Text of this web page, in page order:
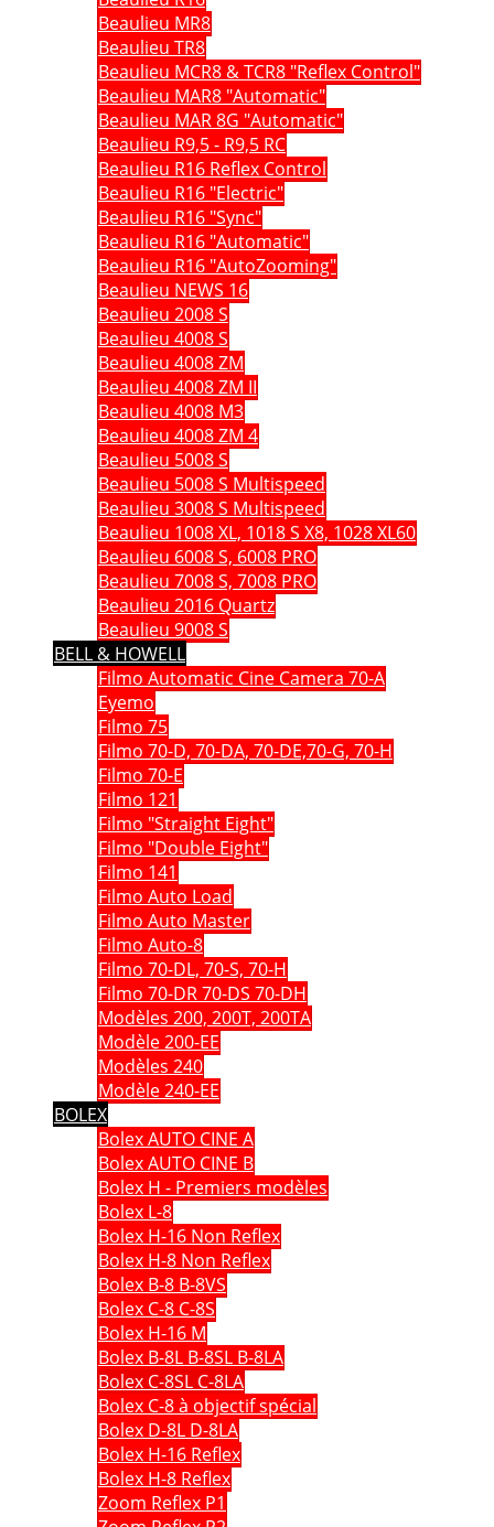
Beaulieu MR8
Beaulieu TR8
Beaulieu MCR8 & TCR8 "Reflex Control"
Beaulieu MAR8 "Automatic"
Beaulieu MAR 8G "Automatic"
Beaulieu R9,5 - R9,5 RC
Beaulieu R16 Reflex Control
Beaulieu R16 "Electric"
Beaulieu R16 "Sync"
Beaulieu R16 "Automatic"
Beaulieu R16 "AutoZooming"
Beaulieu NEWS 16
Beaulieu 2008 S
Beaulieu 4008 S
Beaulieu 4008 ZM
Beaulieu 4008 ZM II
Beaulieu 4008 M3
Beaulieu 4008 ZM 4
Beaulieu 5008 S
Beaulieu 5008 S Multispeed
Beaulieu 3008 S Multispeed
Beaulieu 1008 XL, 1018 S X8, 1028 XL60
Beaulieu 6008 S, 6008 PRO
Beaulieu 7008 S, 7008 PRO
Beaulieu 2016 Quartz
Beaulieu 9008 S
BELL & HOWELL
Filmo Automatic Cine Camera 70-A
Eyemo
Filmo 75
Filmo 70-D, 70-DA, 70-DE,70-G, 70-H
Filmo 70-E
Filmo 121
Filmo "Straight Eight"
Filmo "Double Eight"
Filmo 141
Filmo Auto Load
Filmo Auto Master
Filmo Auto-8
Filmo 70-DL, 70-S, 70-H
Filmo 70-DR 70-DS 70-DH
Modèles 200, 200T, 200TA
Modèle 200-EE
Modèles 240
Modèle 240-EE
BOLEX
Bolex AUTO CINE A
Bolex AUTO CINE B
Bolex H - Premiers modèles
Bolex L-8
Bolex H-16 Non Reflex
Bolex H-8 Non Reflex
Bolex B-8 B-8VS
Bolex C-8 C-8S
Bolex H-16 M
Bolex B-8L B-8SL B-8LA
Bolex C-8SL C-8LA
Bolex C-8 à objectif spécial
Bolex D-8L D-8LA
Bolex H-16 Reflex
Bolex H-8 Reflex
Zoom Reflex P1